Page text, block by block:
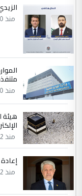
منذ 20 ساعة
منذ 20 ساعة
هيئة
منذ 22 ساعة
منذ 22 ساعة